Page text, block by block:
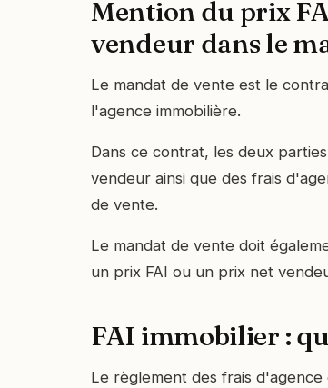
Mention du prix
vendeur dans le
Le mandat de vente est le
l'agence immobilière.
Dans ce contrat, les deux
vendeur ainsi que des frais
de vente.
Le mandat de vente doit
un prix FAI ou un prix net
FAI immobilier :
Le règlement des frais